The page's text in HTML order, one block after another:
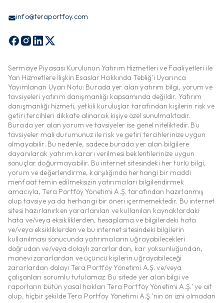
info@teraportfoy.com
Sermaye Piyasası Kurulunun Yatırım Hizmetleri ve Faaliyetleri ile
Yan Hizmetlere İlişkin Esaslar Hakkında Tebliğ'i Uyarınca
Yayımlanan Uyarı Notu: Burada yer alan yatırım bilgi, yorum ve
tavsiyeleri yatırım danışmanlığı kapsamında değildir. Yatırım
danışmanlığı hizmeti, yetkili kuruluşlar tarafından kişilerin risk ve
getiri tercihleri dikkate alınarak kişiye özel sunulmaktadır.
Burada yer alan yorum ve tavsiyeler ise genel niteliktedir. Bu
tavsiyeler mali durumunuz ile risk ve getiri tercihlerinize uygun
olmayabilir. Bu nedenle, sadece burada yer alan bilgilere
dayanılarak yatırım kararı verilmesi beklentilerinize uygun
sonuçlar doğurmayabilir. Bu internet sitesindeki her türlü bilgi,
yorum ve değerlendirme, karşılığında herhangi bir maddi
menfaat temin edilmeksizin yatırımcıları bilgilendirmek
amacıyla, Tera Portföy Yönetimi A.Ş. tarafından hazırlanmış
olup tavsiye ya da herhangi bir öneri içermemektedir. Bu internet
sitesi hazırlanırken yararlanılan ve kullanılan kaynaklardaki
hata ve/veya eksikliklerden, hesaplama ve bilgilerdeki hata
ve/veya eksikliklerden ve bu internet sitesindeki bilgilerin
kullanılması sonucunda yatırımcıların uğrayabilecekleri
doğrudan ve/veya dolaylı zararlardan, kar yoksunluğundan,
manevi zararlardan ve üçüncü kişilerin uğrayabileceği
zararlardan dolayı Tera Portföy Yönetimi A.Ş. ve/veya
çalışanları sorumlu tutulamaz. Bu sitede yer alan bilgi ve
raporların bütün yasal hakları Tera Portföy Yönetimi A.Ş.' ye ait
olup, hiçbir şekilde Tera Portföy Yönetimi A.Ş.'nin ön izni olmadan